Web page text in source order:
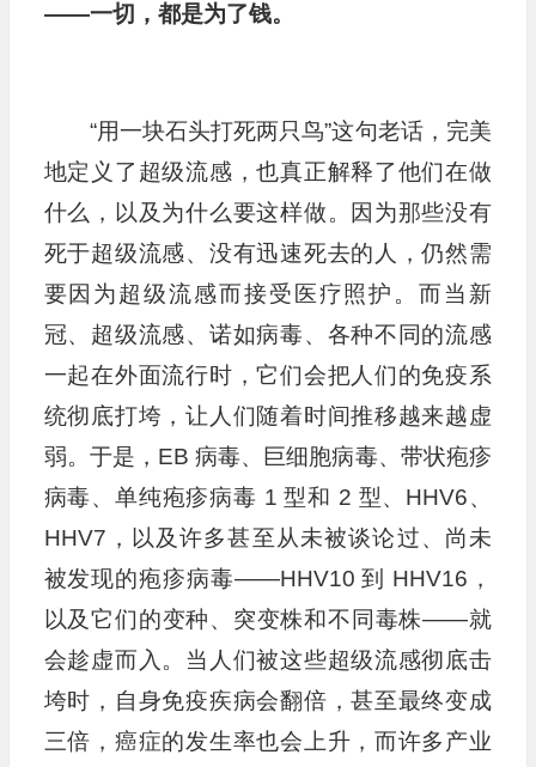
——一切，都是为了钱。
“用一块石头打死两只鸟”这句老话，完美
地定义了超级流感，也真正解释了他们在做
什么，以及为什么要这样做。因为那些没有
死于超级流感、没有迅速死去的人，仍然需
要因为超级流感而接受医疗照护。而当新
冠、超级流感、诺如病毒、各种不同的流感
一起在外面流行时，它们会把人们的免疫系
统彻底打垮，让人们随着时间推移越来越虚
弱。于是，EB 病毒、巨细胞病毒、带状疱疹
病毒、单纯疱疹病毒 1 型和 2 型、HHV6、
HHV7，以及许多甚至从未被谈论过、尚未
被发现的疱疹病毒——HHV10 到 HHV16，
以及它们的变种、突变株和不同毒株——就
会趁虚而入。当人们被这些超级流感彻底击
垮时，自身免疫疾病会翻倍，甚至最终变成
三倍，癌症的发生率也会上升，而许多产业